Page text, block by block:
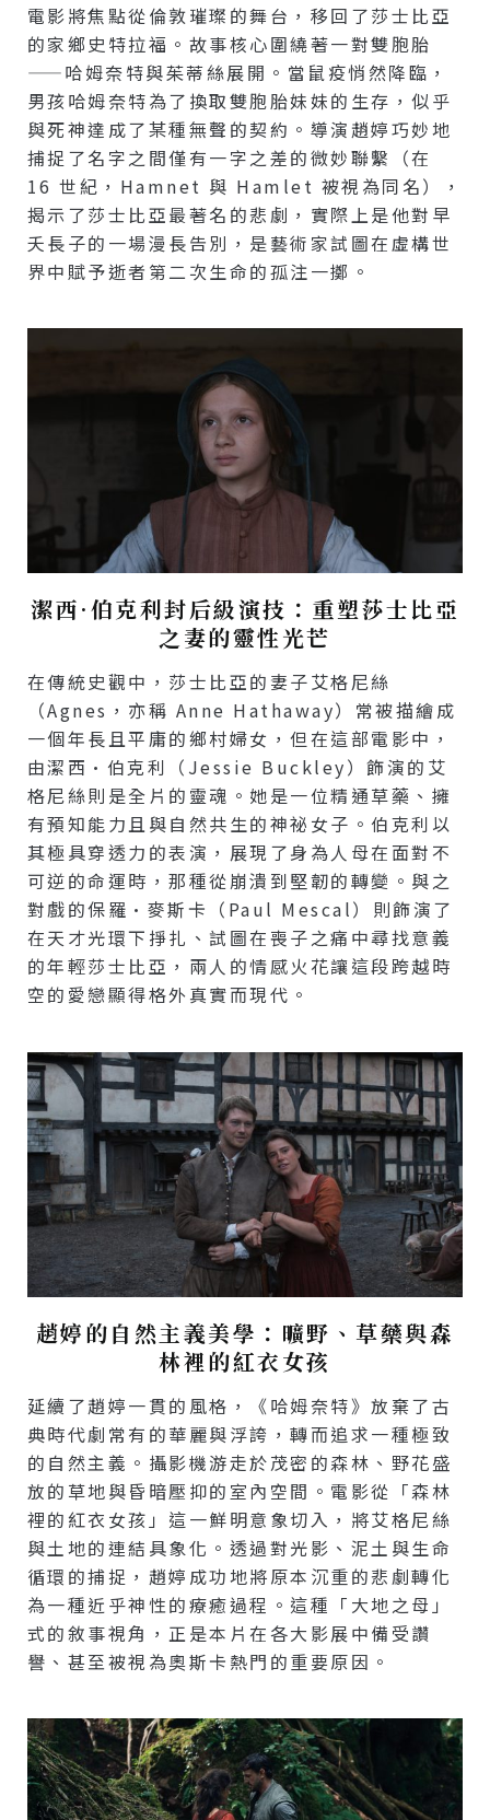
電影將焦點從倫敦璀璨的舞台，移回了莎士比亞
的家鄉史特拉福。故事核心圍繞著一對雙胞胎
——哈姆奈特與茱蒂絲展開。當鼠疫悄然降臨，
男孩哈姆奈特為了換取雙胞胎妹妹的生存，似乎
與死神達成了某種無聲的契約。導演趙婷巧妙地
捕捉了名字之間僅有一字之差的微妙聯繫（在
16 世紀，Hamnet 與 Hamlet 被視為同名），
揭示了莎士比亞最著名的悲劇，實際上是他對早
夭長子的一場漫長告別，是藝術家試圖在虛構世
界中賦予逝者第二次生命的孤注一擲。
潔西·伯克利封后級演技：重塑莎士比亞
之妻的靈性光芒
在傳統史觀中，莎士比亞的妻子艾格尼絲
（Agnes，亦稱 Anne Hathaway）常被描繪成
一個年長且平庸的鄉村婦女，但在這部電影中，
由潔西·伯克利（Jessie Buckley）飾演的艾
格尼絲則是全片的靈魂。她是一位精通草藥、擁
有預知能力且與自然共生的神祕女子。伯克利以
其極具穿透力的表演，展現了身為人母在面對不
可逆的命運時，那種從崩潰到堅韌的轉變。與之
對戲的保羅·麥斯卡（Paul Mescal）則飾演了
在天才光環下掙扎、試圖在喪子之痛中尋找意義
的年輕莎士比亞，兩人的情感火花讓這段跨越時
空的愛戀顯得格外真實而現代。
趙婷的自然主義美學：曠野、草藥與森
林裡的紅衣女孩
延續了趙婷一貫的風格，《哈姆奈特》放棄了古
典時代劇常有的華麗與浮誇，轉而追求一種極致
的自然主義。攝影機游走於茂密的森林、野花盛
放的草地與昏暗壓抑的室內空間。電影從「森林
裡的紅衣女孩」這一鮮明意象切入，將艾格尼絲
與土地的連結具象化。透過對光影、泥土與生命
循環的捕捉，趙婷成功地將原本沉重的悲劇轉化
為一種近乎神性的療癒過程。這種「大地之母」
式的敘事視角，正是本片在各大影展中備受讚
譽、甚至被視為奧斯卡熱門的重要原因。